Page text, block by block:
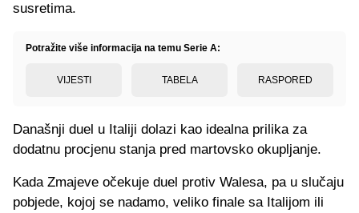
susretima.
Potražite više informacija na temu Serie A:
VIJESTI TABELA RASPORED
Današnji duel u Italiji dolazi kao idealna prilika za
dodatnu procjenu stanja pred martovsko okupljanje.
Kada Zmajeve očekuje duel protiv Walesa, pa u slučaju
pobjede, kojoj se nadamo, veliko finale sa Italijom ili